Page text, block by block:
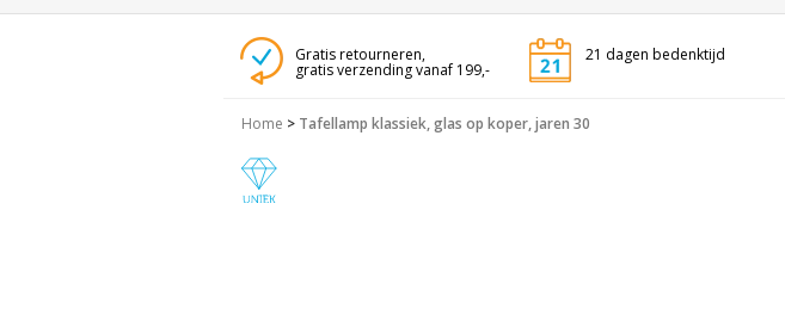
Gratis retourneren,
gratis verzending vanaf 199,-
21 dagen bedenktijd
Home > Tafellamp klassiek, glas op koper, jaren 30